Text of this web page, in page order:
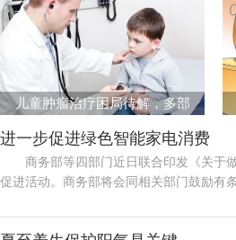
儿童肿瘤治疗困局待解，多部
进一步促进绿色智能家电消费
商务部等四部门近日联合印发《关于
促进活动。商务部将会同相关部门鼓励有